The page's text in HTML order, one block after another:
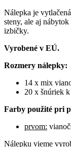
Nálepka je
steny, ale aj
izbičky.
Vyrobené v EÚ.
Rozmery nálepky:
14 x mix
20 x šnúriek
Farby použité pri
prvom:
Nálepku vieme